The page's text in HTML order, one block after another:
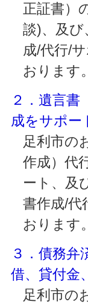
正証書）
談)、及び
成/代行/
おります
２．遺言書
成をサポー
足利市の
作成）代
ート、及
書作成/代
おります
３．債務弁
借、貸付金
足利市の